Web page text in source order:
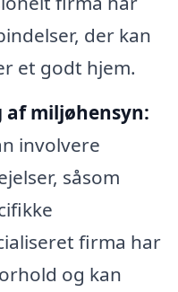
der kan
et godt hjem.
miljøhensyn:
involvere
såsom
firma har
og kan